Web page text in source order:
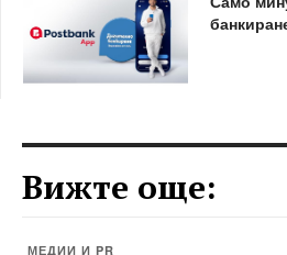
Вижте още:
МЕДИИ И PR